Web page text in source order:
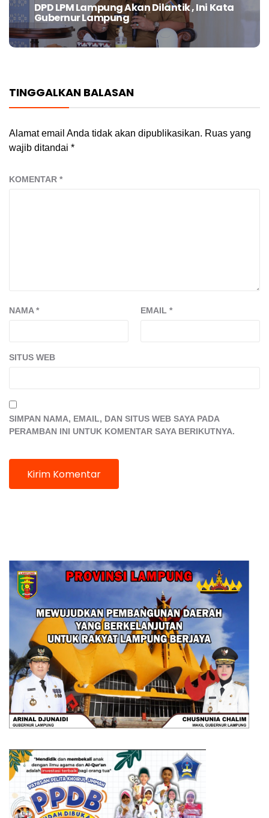
Next
post:
DPD LPM Lampung Akan Dilantik , Ini Kata
Gubernur Lampung
TINGGALKAN BALASAN
Alamat email Anda tidak akan dipublikasikan. Ruas yang
wajib ditandai *
KOMENTAR *
NAMA* EMAIL *
SITUS WEB
SIMPAN NAMA, EMAIL, DAN SITUS WEB SAYA PADA
PERAMBAN INI UNTUK KOMENTAR SAYA BERIKUTNYA.